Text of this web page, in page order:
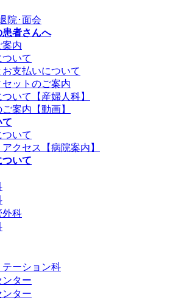
院･面会
患者さんへ
案内
ついて
お支払いについて
ットのご案内
いて【産婦人科】
案内【動画】
て
いて
クセス【病院案内】
いて
外科
テーション科
ンター
ター